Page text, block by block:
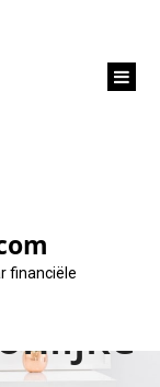
financiële